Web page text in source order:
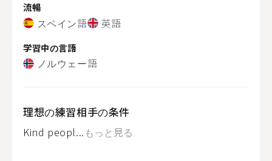
流暢
スペイン語 英語
学習中の言語
ノルウェー語
理想の練習相手の条件
Kind peopl... もっと見る